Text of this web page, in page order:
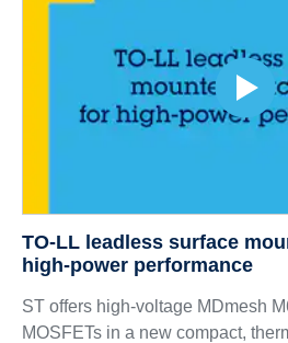
TO-LL leadless surface
high-power performance
ST offers high-voltage MDmesh
MOSFETs in a new compact,